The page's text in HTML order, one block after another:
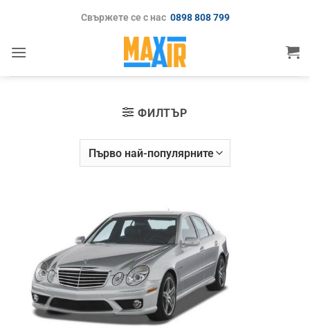
Свържете се с нас 0898 808 799
ФИЛТЪР